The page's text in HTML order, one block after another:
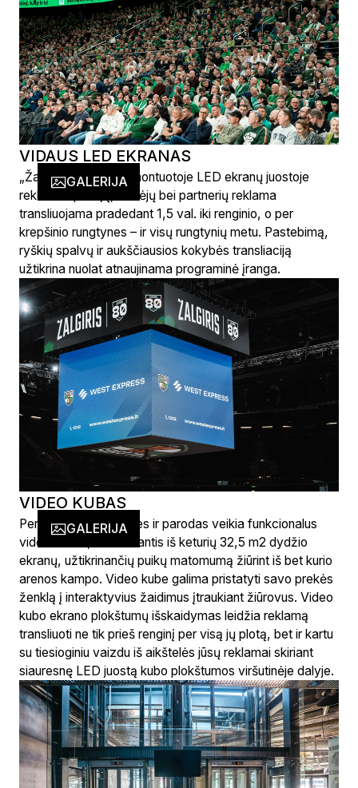
GALERIJA
VIDAUS LED EKRANAS
„Žalgirio“ arenoje sumontuotoje LED ekranų juostoje
reklamos pirkėjų, rėmėjų bei partnerių reklama
transliuojama pradedant 1,5 val. iki renginio, o per
krepšinio rungtynes – ir visų rungtynių metu. Pastebimą,
ryškių spalvų ir aukščiausios kokybės transliaciją
užtikrina nuolat atnaujinama programinė įranga.
GALERIJA
VIDEO KUBAS
Per krepšinio rungtynes ir parodas veikia funkcionalus
video kubas, susidedantis iš keturių 32,5 m2 dydžio
ekranų, užtikrinančių puikų matomumą žiūrint iš bet kurio
arenos kampo. Video kube galima pristatyti savo prekės
ženklą į interaktyvius žaidimus įtraukiant žiūrovus. Video
kubo ekrano plokštumų išskaidymas leidžia reklamą
transliuoti ne tik prieš renginį per visą jų plotą, bet ir kartu
su tiesioginiu vaizdu iš aikštelės jūsų reklamai skiriant
siauresnę LED juostą kubo plokštumos viršutinėje dalyje.